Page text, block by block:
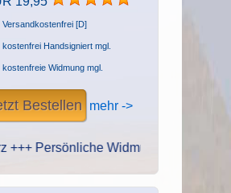
Versandkostenfrei [D]
kostenfrei Handsigniert mgl.
kostenfreie Widmung mgl.
Bestellen mehr ->
Widmung des Autors.